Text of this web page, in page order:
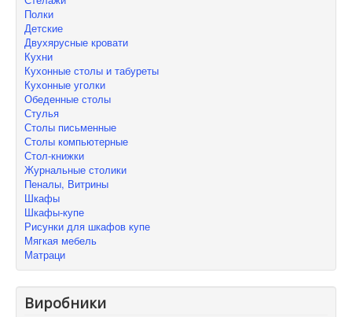
Полки
Детские
Двухярусные кровати
Кухни
Кухонные столы и табуреты
Кухонные уголки
Обеденные столы
Стулья
Столы письменные
Столы компьютерные
Стол-книжки
Журнальные столики
Пеналы, Витрины
Шкафы
Шкафы-купе
Рисунки для шкафов купе
Мягкая мебель
Матраци
Виробники